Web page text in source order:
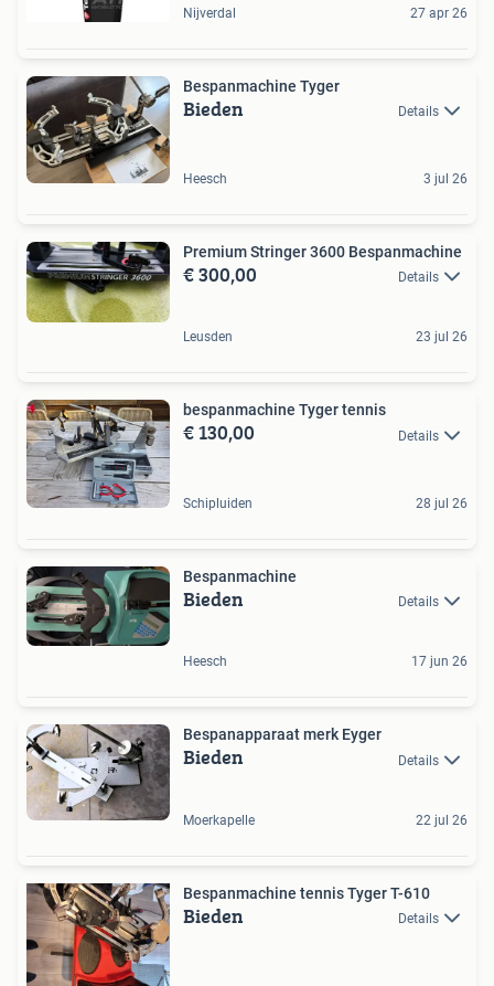
Nijverdal 27 apr 26
Bespanmachine Tyger
Bieden Details
Heesch 3 jul 26
Premium Stringer 3600 Bespanmachine
€ 300,00 Details
Leusden 23 jul 26
bespanmachine Tyger tennis
€ 130,00 Details
Schipluiden 28 jul 26
Bespanmachine
Bieden Details
Heesch 17 jun 26
Bespanapparaat merk Eyger
Bieden Details
Moerkapelle 22 jul 26
Bespanmachine tennis Tyger T-610
Bieden Details